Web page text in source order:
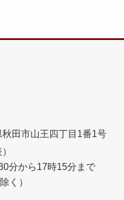
田市山王四丁目1番1号
分から17時15分まで
く）